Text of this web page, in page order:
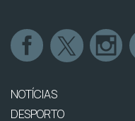
NOTÍCIAS
DESPORTO